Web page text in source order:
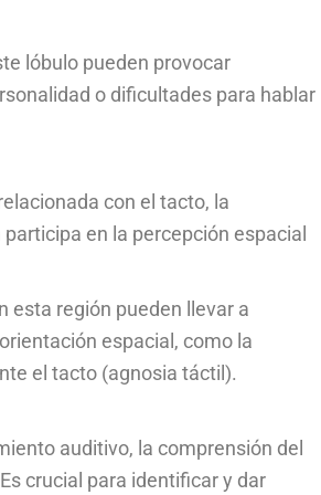
lóbulo pueden provocar
o dificultades para hablar
con el tacto, la
en la percepción espacial
esta región pueden llevar a
espacial, como la
el tacto (agnosia táctil).
auditivo, la comprensión del
crucial para identificar y dar